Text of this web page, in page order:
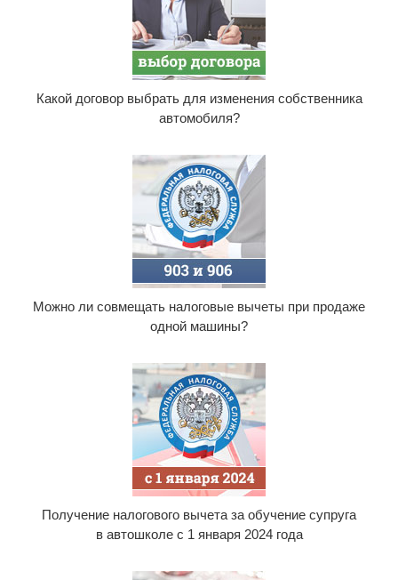
Какой договор выбрать для изменения собственника
автомобиля?
Можно ли совмещать налоговые вычеты при продаже
одной машины?
Получение налогового вычета за обучение супруга
в автошколе с 1 января 2024 года